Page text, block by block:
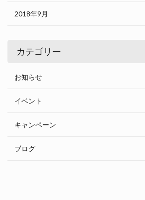
2018年9月
カテゴリー
お知らせ
イベント
キャンペーン
ブログ